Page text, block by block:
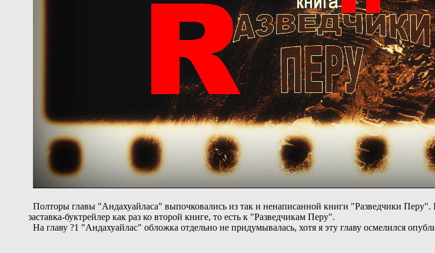
Полторы главы "Андахуайласа" выпочковались из так и ненаписанной книги "Разведчики
заставка-буктрейлер как раз ко второй книге, то есть к "Разведчикам Перу".
На главу ?1 "Андахуайлас" обложка отдельно не придумывалась, хотя я эту главу осмелился